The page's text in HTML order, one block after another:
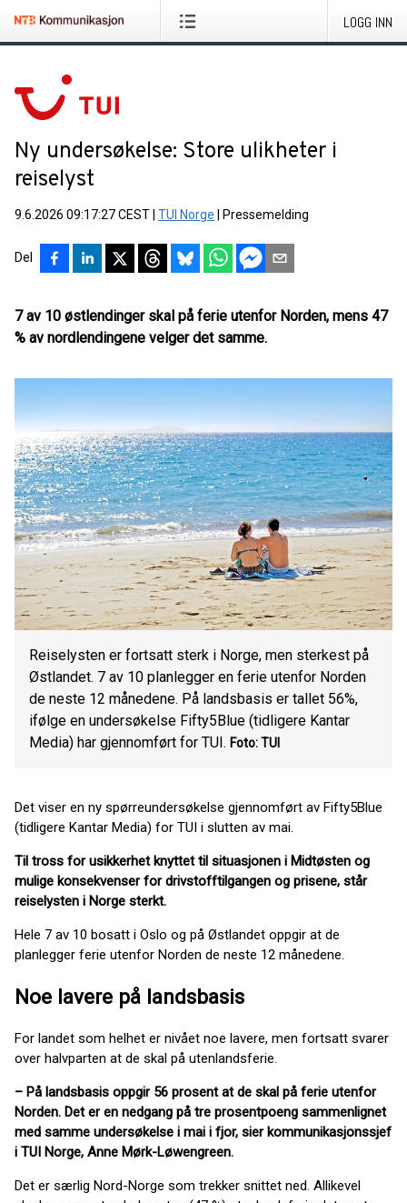
LOGG INN
Ny undersøkelse: Store ulikheter i
reiselyst
9.6.2026 09:17:27 CEST TUI Norge Pressemelding
Del
7 av 10 østlendinger skal på ferie utenfor Norden, mens 47
% av nordlendingene velger det samme.
Reiselysten er fortsatt sterk i Norge, men sterkest på
Østlandet. 7 av 10 planlegger en ferie utenfor Norden
de neste 12 månedene. På landsbasis er tallet 56%,
ifølge en undersøkelse Fifty5Blue (tidligere Kantar
Media) har gjennomført for TUI. Foto: TUI
Det viser en ny spørreundersøkelse gjennomført av Fifty5Blue
(tidligere Kantar Media) for TUI i slutten av mai.
Til tross for usikkerhet knyttet til situasjonen i Midtøsten og
mulige konsekvenser for drivstofftilgangen og prisene, står
reiselysten i Norge sterkt.
Hele 7 av 10 bosatt i Oslo og på Østlandet oppgir at de
planlegger ferie utenfor Norden de neste 12 månedene.
Noe lavere på landsbasis
For landet som helhet er nivået noe lavere, men fortsatt svarer
over halvparten at de skal på utenlandsferie.
– På landsbasis oppgir 56 prosent at de skal på ferie utenfor
Norden. Det er en nedgang på tre prosentpoeng sammenlignet
med samme undersøkelse i mai i fjor, sier kommunikasjonssjef
i TUI Norge, Anne Mørk-Løwengreen.
Det er særlig Nord-Norge som trekker snittet ned. Allikevel